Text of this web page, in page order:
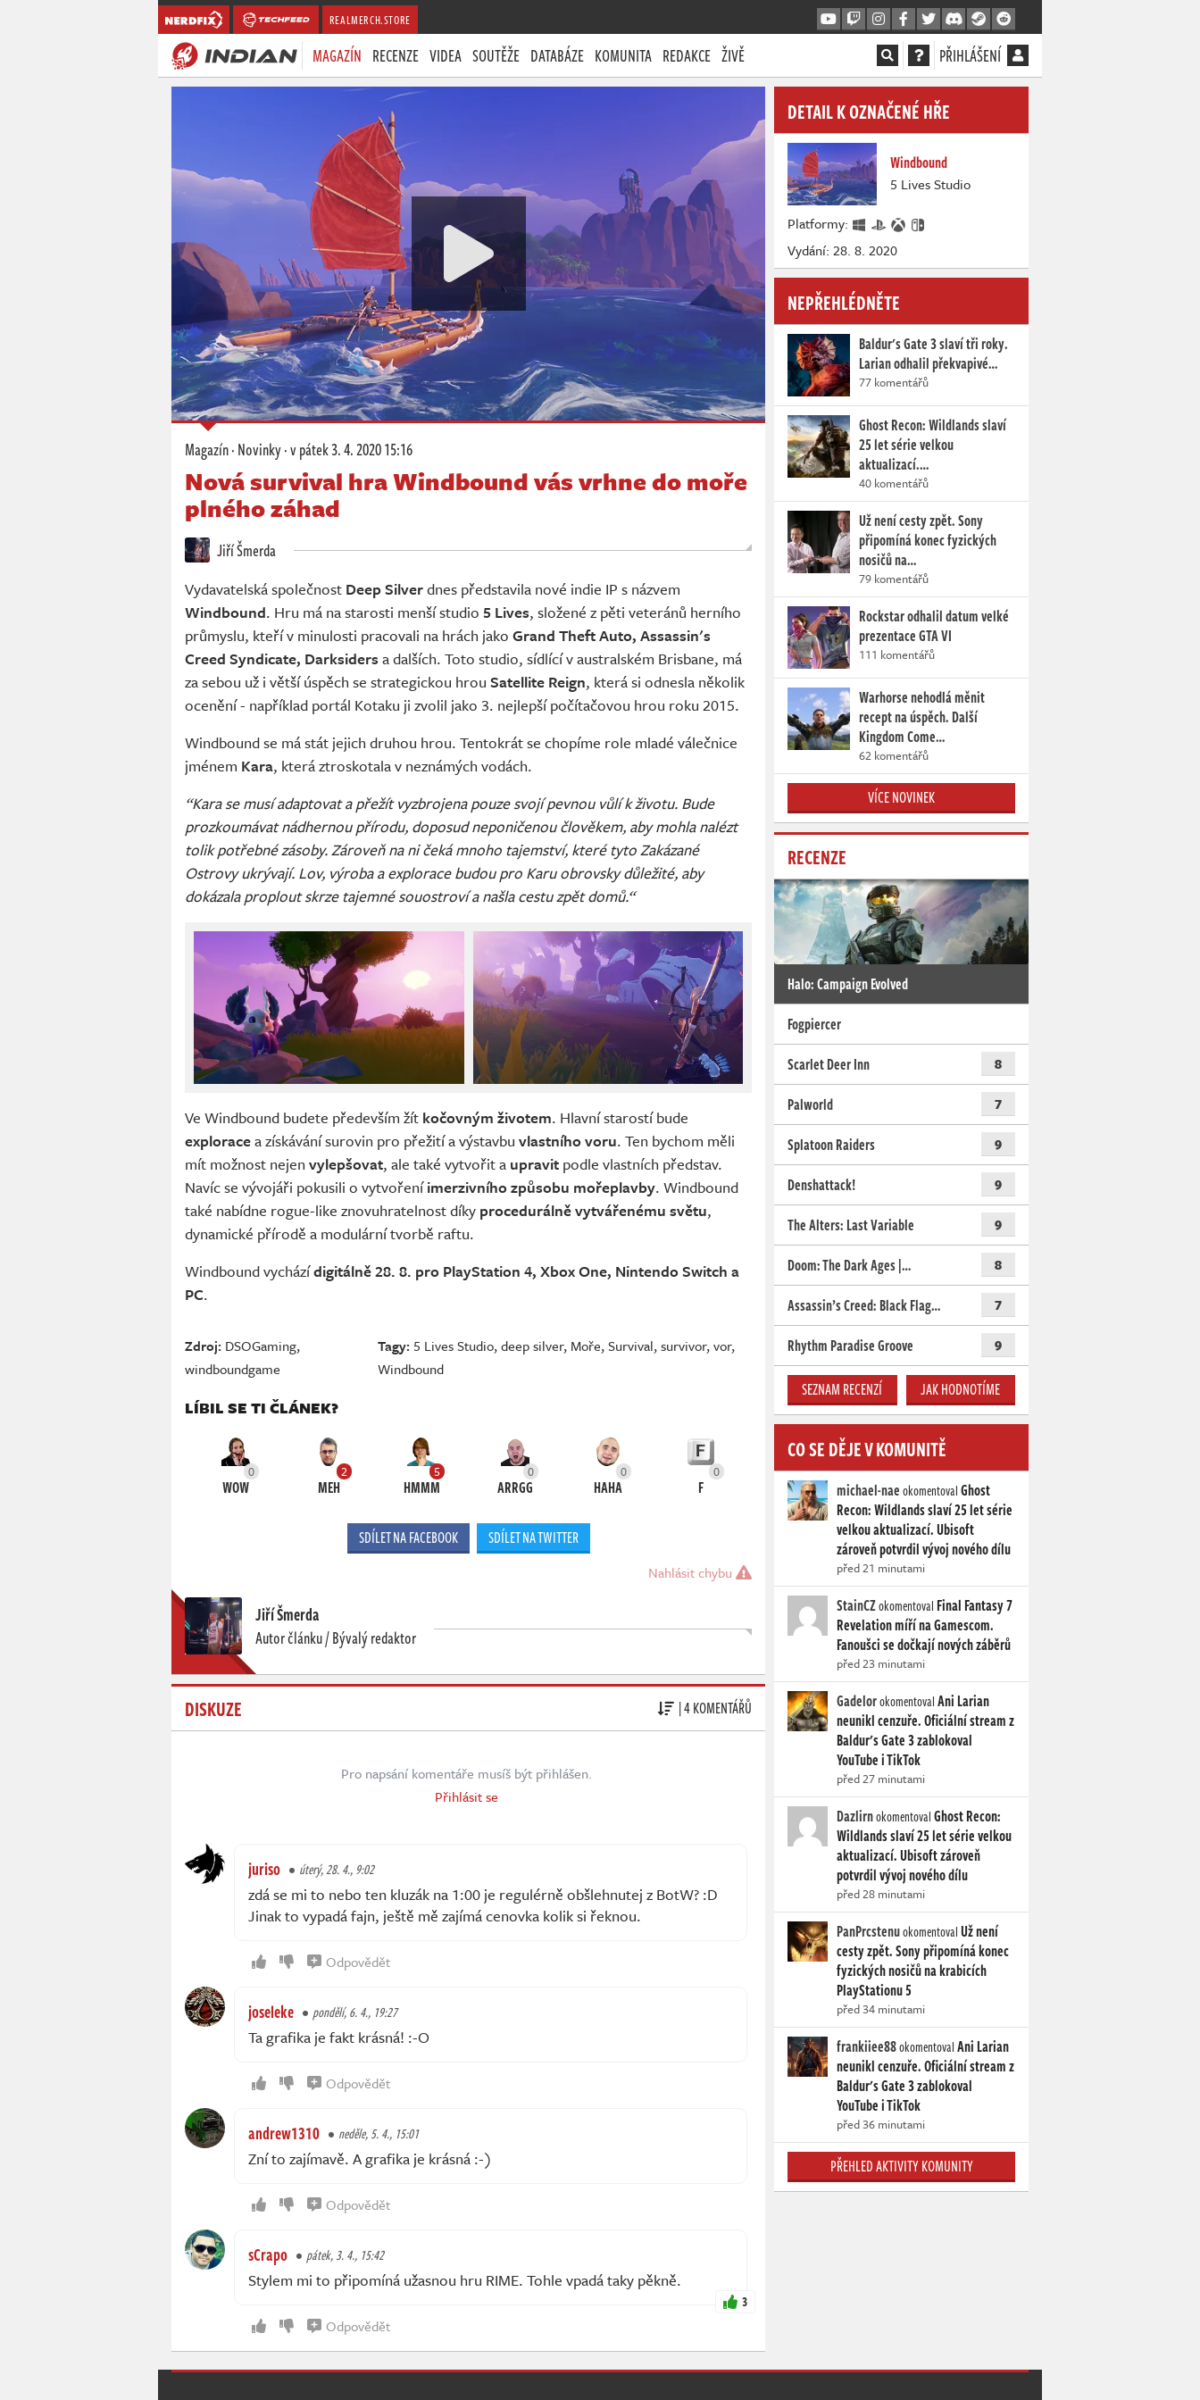
REALMERCH.STORE
MAGAZÍN RECENZE VIDEA SOUTĚŽE DATABÁZE KOMUNITA REDAKCE ŽIVĚ PŘIHLÁŠENÍ
Magazín·Novinky·v pátek3. 4. 2020 15:16
Nová survival hra Windbound vás vrhne do moře
plného záhad
Jiří Šmerda
Vydavatelská společnost Deep Silverdnes představila nové indie IP s názvem
Windbound. Hru má na starosti menší studio 5 Lives, složené z pěti veteránů herního
průmyslu, kteří v minulosti pracovali na hrách jako Grand Theft Auto, Assassin's
Creed Syndicate, Darksiders a dalších. Toto studio, sídlící v australském Brisbane, má
za sebou už i větší úspěch se strategickou hrou Satellite Reign, která si odnesla několik
ocenění - například portál Kotaku ji zvolil jako 3. nejlepší počítačovou hrou roku 2015.
Windbound se má stát jejich druhou hrou. Tentokrát se chopíme role mladé válečnice
jménem Kara, která ztroskotala v neznámých vodách.
“Kara se musí adaptovat a přežít vyzbrojena pouze svojí pevnou vůlí k životu. Bude
prozkoumávat nádhernou přírodu, doposud neponičenou člověkem, aby mohla nalézt
tolik potřebné zásoby. Zároveň na ni čeká mnoho tajemství, které tyto Zakázané
Ostrovy ukrývají. Lov, výroba a explorace budou pro Karu obrovsky důležité, aby
dokázala proplout skrze tajemné souostroví a našla cestu zpět domů.“
Ve Windbound budete především žít kočovným životem. Hlavní starostí bude
exploracea získávání surovin pro přežití a výstavbu vlastního voru. Ten bychom měli
mít možnost nejen vylepšovat, ale také vytvořit a upravit podle vlastních představ.
Navíc se vývojáři pokusili o vytvořeníimerzivního způsobu mořeplavby. Windbound
také nabídne rogue-like znovuhratelnost díky procedurálně vytvářenému světu,
dynamické přírodě a modulární tvorbě raftu.
Windbound vycházídigitálně 28. 8. pro PlayStation 4, Xbox One, Nintendo Switch a
PC.
Zdroj: DSOGaming,
windboundgame
Tagy: 5 Lives Studio,deep silver, Moře,Survival,survivor,vor,
Windbound
LÍBIL SE TI ČLÁNEK?
0
WOW
2
MEH
5
HMMM
0
ARRGG
0
HAHA
0
F
SDÍLET NA FACEBOOK SDÍLET NA TWITTER
Nahlásit chybu
Jiří Šmerda
Autor článku / Bývalý redaktor
DISKUZE | 4 KOMENTÁŘŮ
Pro napsání komentáře musíš být přihlášen.
Přihlásit se
juriso úterý, 28. 4., 9:02
zdá se mi to nebo ten kluzák na 1:00 je regulérně obšlehnutej z BotW? :D
Jinak to vypadá fajn, ještě mě zajímá cenovka kolik si řeknou.
Odpovědět
joseleke pondělí, 6. 4., 19:27
Ta grafika je fakt krásná! :-O
Odpovědět
andrew1310 neděle, 5. 4., 15:01
Zní to zajímavě. A grafika je krásná :-)
Odpovědět
sCrapo pátek, 3. 4., 15:42
Stylem mi to připomíná užasnou hru RIME. Tohle vpadá taky pěkně.
3
Odpovědět
DETAIL K OZNAČENÉ HŘE
Windbound
5 Lives Studio
Platformy:
Vydání: 28. 8. 2020
NEPŘEHLÉDNĚTE
Baldur's Gate 3 slaví tři roky.
Larian odhalil překvapivé…
77 komentářů
Ghost Recon: Wildlands slaví
25 let série velkou
aktualizací.…
40 komentářů
Už není cesty zpět. Sony
připomíná konec fyzických
nosičů na…
79 komentářů
Rockstar odhalil datum velké
prezentace GTA VI
111 komentářů
Warhorse nehodlá měnit
recept na úspěch. Další
Kingdom Come…
62 komentářů
VÍCE NOVINEK
RECENZE
Halo: Campaign Evolved
Fogpiercer
Scarlet Deer Inn
8
Palworld 7
Splatoon Raiders 9
Denshattack! 9
The Alters: Last Variable 9
Doom: The Dark Ages |… 8
Assassin’s Creed: Black Flag… 7
Rhythm Paradise Groove 9
SEZNAM RECENZÍ JAK HODNOTÍME
CO SE DĚJE V KOMUNITĚ
michael-naeokomentovalGhost
Recon: Wildlands slaví 25 let série
velkou aktualizací. Ubisoft
zároveň potvrdil vývoj nového dílu
před 21 minutami
StainCZokomentoval Final Fantasy 7
Revelation míří na Gamescom.
Fanoušci se dočkají nových záběrů
před 23 minutami
GadelorokomentovalAni Larian
neunikl cenzuře. Oficiální stream z
Baldur's Gate 3 zablokoval
YouTube i TikTok
před 27 minutami
DazlirnokomentovalGhost Recon:
Wildlands slaví 25 let série velkou
aktualizací. Ubisoft zároveň
potvrdil vývoj nového dílu
před 28 minutami
PanPrcstenuokomentovalUž není
cesty zpět. Sony připomíná konec
fyzických nosičů na krabicích
PlayStationu 5
před 34 minutami
frankiiee88okomentovalAni Larian
neunikl cenzuře. Oficiální stream z
Baldur's Gate 3 zablokoval
YouTube i TikTok
před 36 minutami
PŘEHLED AKTIVITY KOMUNITY